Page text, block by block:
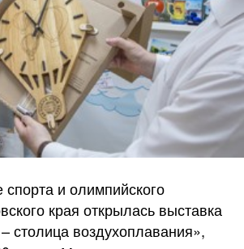
и олимпийского
края открылась выставка
столица воздухоплавания»,